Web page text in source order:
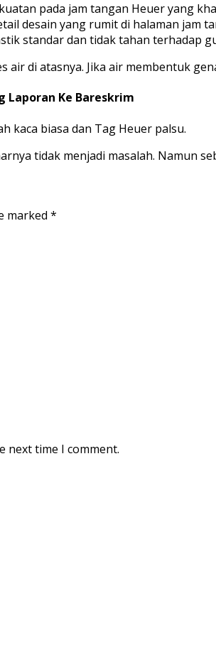
pada jam tangan Heuer yang
desain yang rumit di halaman
standar dan tidak tahan terhadap
di atasnya. Jika air membentuk
Laporan Ke Bareskrim
kaca biasa dan Tag Heuer palsu.
tidak menjadi masalah. Namun
marked *
next time I comment.